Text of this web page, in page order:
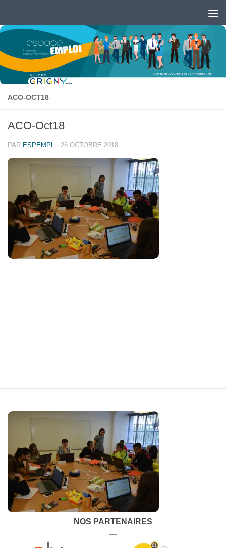
Ouvrir la barre d’outils
ACO-OCT18
ACO-Oct18
PAR ESPEMPL · 26 OCTOBRE 2018
NOS PARTENAIRES
—